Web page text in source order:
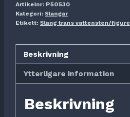
13-
17x50m
Artikelnr: P50530
Kategori: Slangar
Etikett: Slang trans vattensten/figure
Beskrivning
Ytterligare information
Beskrivning